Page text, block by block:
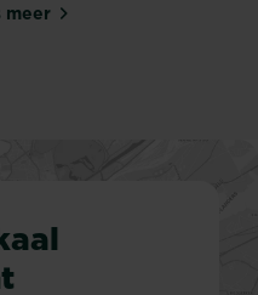
meer
Potgrond voor bloemen -